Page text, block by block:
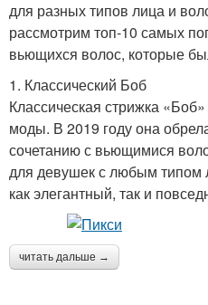
Вьющийся волос
Уход за кудрявыми
волосами
Волосы с низкой
для разных типов лица и
рассмотрим топ-10 самых
вьющихся волос, которые
1. Классический Боб
Классическая стрижка
моды. В 2019 году она
сочетанию с вьющимися
для девушек с любым типом
как элегантный, так и
читать дальше →